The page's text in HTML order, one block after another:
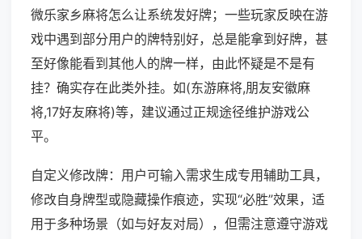
微乐家乡麻将怎么让系统发好牌；一些玩家反映在游
戏中遇到部分用户的牌特别好，总是能拿到好牌，甚
至好像能看到其他人的牌一样，由此怀疑是不是有
挂？确实存在此类外挂。如(东游麻将,朋友安徽麻
将,17好友麻将)等，建议通过正规途径维护游戏公
平。
自定义修改牌：用户可输入需求生成专用辅助工具，
修改自身牌型或隐藏操作痕迹，实现“必胜”效果，适
用于多种场景（如与好友对局），但需注意遵守游戏